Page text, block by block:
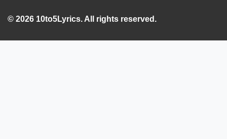
© 2026 10to5Lyrics. All rights reserved.